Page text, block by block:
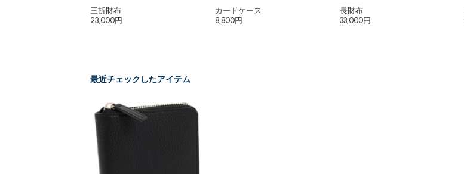
三折財布
23,000円
カードケース
8,800円
長財布
33,000円
最近チェックしたアイテム